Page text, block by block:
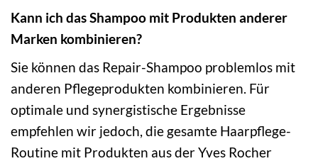
Kann ich das Shampoo mit Produkten anderer
Marken kombinieren?
Sie können das Repair-Shampoo problemlos mit
anderen Pflegeprodukten kombinieren. Für
optimale und synergistische Ergebnisse
empfehlen wir jedoch, die gesamte Haarpflege-
Routine mit Produkten aus der Yves Rocher